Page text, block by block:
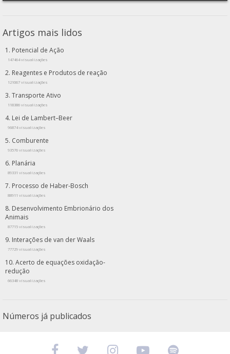
Artigos mais lidos
Potencial de Ação
147464 visualizações
Reagentes e Produtos de reação
121067 visualizações
Transporte Ativo
118386 visualizações
Lei de Lambert–Beer
96874 visualizações
Comburente
93576 visualizações
Planária
89331 visualizações
Processo de Haber-Bosch
88911 visualizações
Desenvolvimento Embrionário dos
Animais
87715 visualizações
Interações de van der Waals
77729 visualizações
Acerto de equações oxidação-
redução
66348 visualizações
Números já publicados